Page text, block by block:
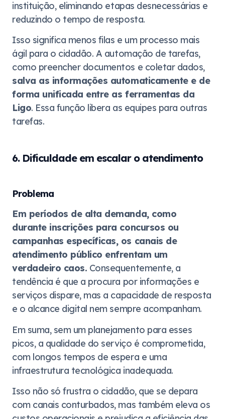
instituição, eliminando etapas desnecessárias e
reduzindo o tempo de resposta.
Isso significa menos filas e um processo mais
ágil para o cidadão. A automação de tarefas,
como preencher documentos e coletar dados,
salva as informações automaticamente e de
forma unificada entre as ferramentas da
Ligo. Essa função libera as equipes para outras
tarefas.
6. Dificuldade em escalar o atendimento
Problema
Em períodos de alta demanda, como
durante inscrições para concursos ou
campanhas específicas, os canais de
atendimento público enfrentam um
verdadeiro caos. Consequentemente, a
tendência é que a procura por informações e
serviços dispare, mas a capacidade de resposta
e o alcance digital nem sempre acompanham.
Em suma, sem um planejamento para esses
picos, a qualidade do serviço é comprometida,
com longos tempos de espera e uma
infraestrutura tecnológica inadequada.
Isso não só frustra o cidadão, que se depara
com canais conturbados, mas também eleva os